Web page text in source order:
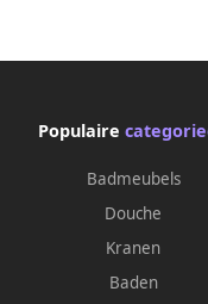
Populaire
Badmeubels
Douche
Kranen
Baden